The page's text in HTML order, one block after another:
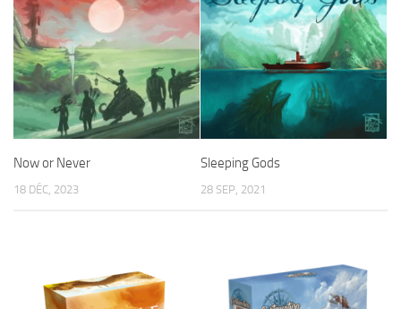
Now or Never
18 DÉC, 2023
Sleeping Gods
28 SEP, 2021